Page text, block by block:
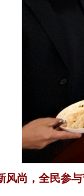
风尚，全民参